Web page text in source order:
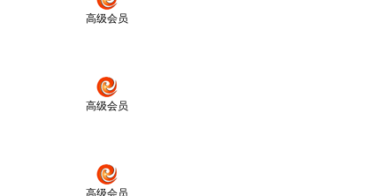
高级会员
高级会员
高级会员